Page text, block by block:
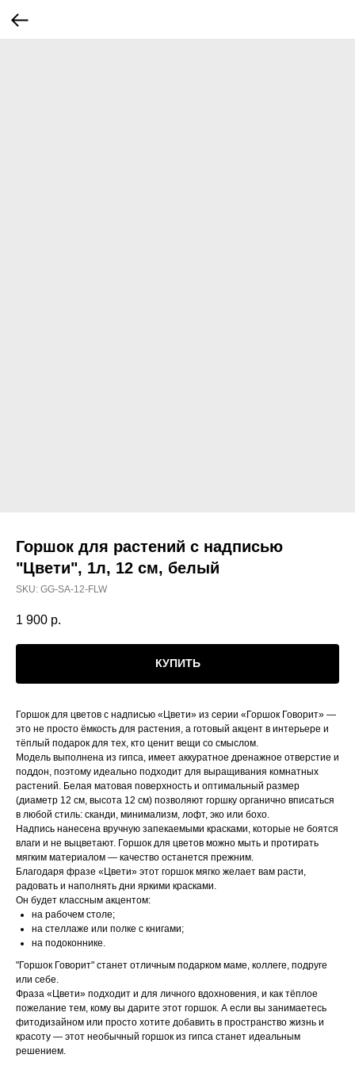
Горшок для растений с надписью
"Цвети", 1л, 12 см, белый
SKU: GG-SA-12-FLW
1 900 р.
КУПИТЬ
Горшок для цветов с надписью «Цвети» из серии «Горшок Говорит» —
это не просто ёмкость для растения, а готовый акцент в интерьере и
тёплый подарок для тех, кто ценит вещи со смыслом.
Модель выполнена из гипса, имеет аккуратное дренажное отверстие и
поддон, поэтому идеально подходит для выращивания комнатных
растений. Белая матовая поверхность и оптимальный размер
(диаметр 12 см, высота 12 см) позволяют горшку органично вписаться
в любой стиль: сканди, минимализм, лофт, эко или бохо.
Надпись нанесена вручную запекаемыми красками, которые не боятся
влаги и не выцветают. Горшок для цветов можно мыть и протирать
мягким материалом — качество останется прежним.
Благодаря фразе «Цвети» этот горшок мягко желает вам расти,
радовать и наполнять дни яркими красками.
Он будет классным акцентом:
на рабочем столе;
на стеллаже или полке с книгами;
на подоконнике.
"Горшок Говорит" станет отличным подарком маме, коллеге, подруге
или себе.
Фраза «Цвети» подходит и для личного вдохновения, и как тёплое
пожелание тем, кому вы дарите этот горшок. А если вы занимаетесь
фитодизайном или просто хотите добавить в пространство жизнь и
красоту — этот необычный горшок из гипса станет идеальным
решением.